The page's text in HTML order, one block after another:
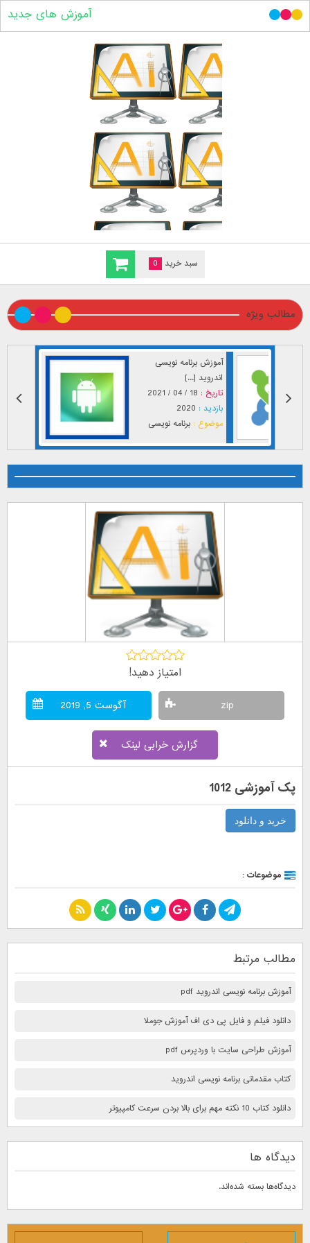
سبد خرید 0
آموزش های جدید
مطالب ویژه
آموزش برنامه نویسی
اندروید [...]
تاریخ : 18 / 04 / 2021
بازدید : 2020
موضوع : برنامه نویسی
امتیاز دهید!
zip آگوست 5, 2019
گزارش خرابی لینک
پک آموزشی 1012
خرید و دانلود
موضوعات :
مطالب مرتبط
آموزش برنامه نویسی اندروید pdf
دانلود فیلم و فایل پی دی اف آموزش جوملا
آموزش طراحی سایت با وردپرس pdf
کتاب مقدماتی برنامه نویسی اندروید
دانلود کتاب 10 نكته مهم برای بالا بردن سرعت كامپيوتر
دیدگاه ها
دیدگاه‌ها بسته شده‌اند.